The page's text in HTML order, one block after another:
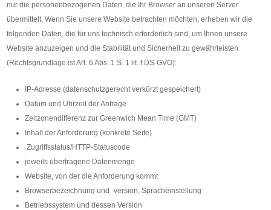
nur die personenbezogenen Daten, die Ihr Browser an unseren Server
übermittelt. Wenn Sie unsere Website betrachten möchten, erheben wir die
folgenden Daten, die für uns technisch erforderlich sind, um Ihnen unsere
Website anzuzeigen und die Stabilität und Sicherheit zu gewährleisten
(Rechtsgrundlage ist Art. 6 Abs. 1 S. 1 lit. f DS-GVO):
IP-Adresse (datenschutzgerecht verkürzt gespeichert)
Datum und Uhrzeit der Anfrage
Zeitzonendifferenz zur Greenwich Mean Time (GMT)
Inhalt der Anforderung (konkrete Seite)
Zugriffsstatus/HTTP-Statuscode
jeweils übertragene Datenmenge
Website, von der die Anforderung kommt
Browserbezeichnung und -version, Spracheinstellung
Betriebssystem und dessen Version